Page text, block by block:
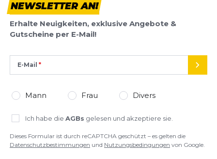
NEWSLETTER AN!
Erhalte Neuigkeiten, exklusive Angebote &
Gutscheine per E-Mail!
E-Mail
Mann Frau Divers
Ich habe die AGBs gelesen und akzeptiere sie.
Dieses Formular ist durch reCAPTCHA geschützt – es gelten die
Datenschutzbestimmungen und Nutzungsbedingungen von Google.